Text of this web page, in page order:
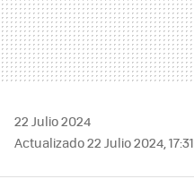
22 Julio 2024
Actualizado 22 Julio 2024, 17:31